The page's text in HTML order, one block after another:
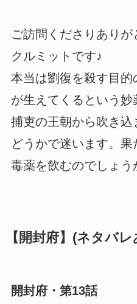
ご訪問くださりありが
クルミットです♪
本当は劉復を殺す目
が生えてくるという
捕吏の王朝から吹き
どうかで迷います。
毒薬を飲むのでしょう
【開封府】(ネタバ
開封府・第13話